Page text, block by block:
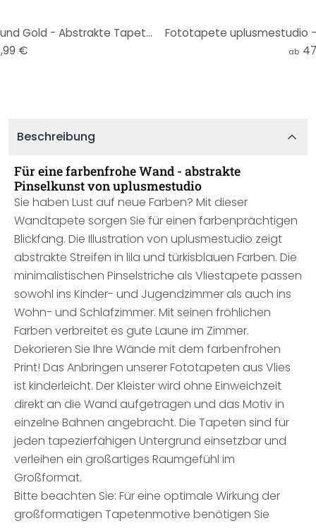
Fototapete Pinselstriche Blau und Gold - Abstrakte Tapete - Haniff
€
Fototapete uplusmestudio
ab
Beschreibung
Für eine farbenfrohe Wand - abstrakte
Pinselkunst von uplusmestudio
Sie haben Lust auf neue Farben? Mit dieser
Wandtapete sorgen Sie für einen farbenprächtigen
Blickfang. Die Illustration von uplusmestudio zeigt
abstrakte Streifen in lila und türkisblauen Farben. Die
minimalistischen Pinselstriche als Vliestapete passen
sowohl ins Kinder- und Jugendzimmer als auch ins
Wohn- und Schlafzimmer. Mit seinen fröhlichen
Farben verbreitet es gute Laune im Zimmer.
Dekorieren Sie Ihre Wände mit dem farbenfrohen
Print! Das Anbringen unserer Fototapeten aus Vlies
ist kinderleicht. Der Kleister wird ohne Einweichzeit
direkt an die Wand aufgetragen und das Motiv in
einzelne Bahnen angebracht. Die Tapeten sind für
jeden tapezierfähigen Untergrund einsetzbar und
verleihen ein großartiges Raumgefühl im
Großformat.
Bitte beachten Sie: Für eine optimale Wirkung der
großformatigen Tapetenmotive benötigen Sie